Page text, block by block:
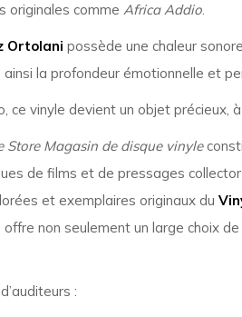
originales comme Africa Addio.
Ortolani possède une chaleur
la profondeur émotionnelle et
ce vinyle devient un objet
Store Magasin de disque vinyle
de films et de pressages
et exemplaires originaux du
non seulement un large choix
: